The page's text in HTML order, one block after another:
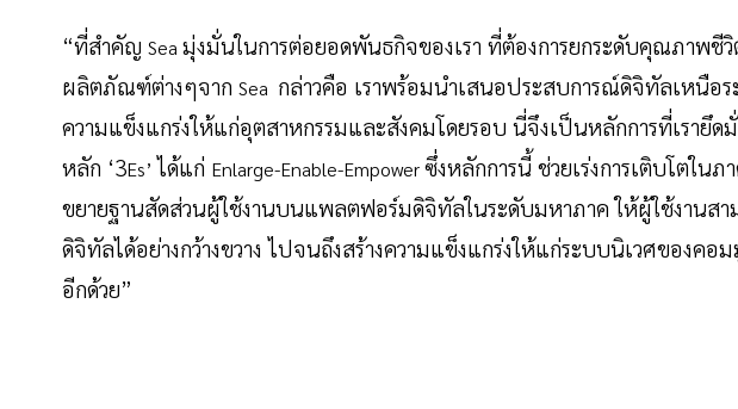
“ที่สำคัญ Sea มุ่งมั่นในการต่อยอดพันธกิจของเรา ที่ต้องการยกระดับคุณภาพชี
ผลิตภัณฑ์ต่างๆจาก Sea กล่าวคือ เราพร้อมนำเสนอประสบการณ์ดิจิทัลเหนือ
ความแข็งแกร่งให้แก่อุตสาหกรรมและสังคมโดยรอบ นี่จึงเป็นหลักการที่เรายึดมั่
หลัก ‘3Es’ ได้แก่ Enlarge-Enable-Empowerซึ่งหลักการนี้ ช่วยเร่งการเติบโตในภ
ขยายฐานสัดส่วนผู้ใช้งานบนแพลตฟอร์มดิจิทัลในระดับมหาภาค ให้ผู้ใช้งาน
ดิจิทัลได้อย่างกว้างขวาง ไปจนถึงสร้างความแข็งแกร่งให้แก่ระบบนิเวศของค
อีกด้วย”